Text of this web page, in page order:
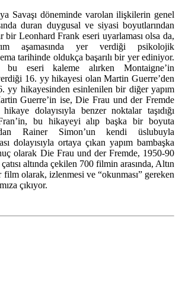
Savaşı döneminde varolan ilişkilerin genel
duran duygusal ve siyasi boyutlarından
bir Leonhard Frank eseri uyarlaması olsa da,
aşamasında yer verdiği psikolojik
tarihinde oldukça başarılı bir yer ediniyor.
bu eseri kaleme alırken Montaigne’in
16. yy hikayesi olan Martin Guerre’den
yy hikayesinden esinlenilen bir diğer yapım
Guerre’in ise, Die Frau und der Fremde
dolayısıyla benzer noktalar taşıdığı
bu hikayeyi alıp başka bir boyuta
Rainer Simon’un kendi üslubuyla
dolayısıyla ortaya çıkan yapım bambaşka
olarak Die Frau und der Fremde, 1950-90
altında çekilen 700 filmin arasında, Altın
film olarak, izlenmesi ve “okunması” gereken
çıkıyor.